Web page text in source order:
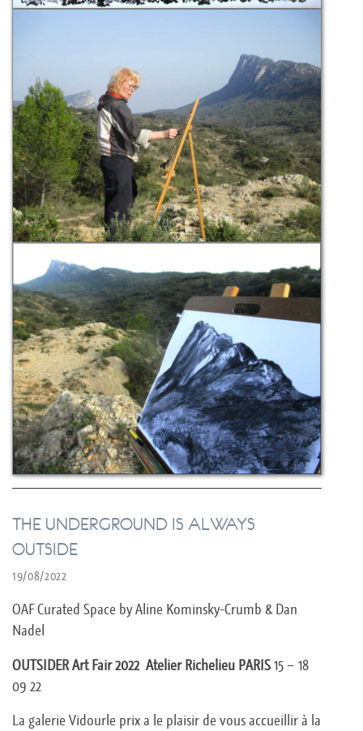
THE UNDERGROUND IS ALWAYS
OUTSIDE
19/08/2022
OAF Curated Space by Aline Kominsky-Crumb & Dan
Nadel
OUTSIDER Art Fair 2022 Atelier Richelieu PARIS15 – 18
09 22
La galerie Vidourle prix a le plaisir de vous accueillir à la